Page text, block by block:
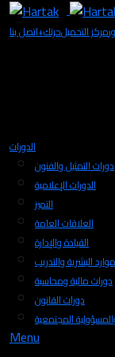
اتصل بنا +حرتكمركز التحميل
الدورات
دورات التمثيل والفنون
الدورات الإعلامية
التميز
العلاقات العامة
القيادة والإدارة
البشرية والتدريب
دورات مالية ومحاسبة
دورات القانون
المجتمعية
Menu